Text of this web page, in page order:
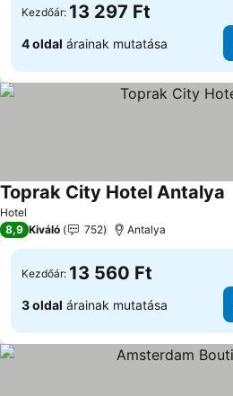
Kezdőár: 13 297 Ft
4 oldal árainak mutatása
Hotel
Toprak City Hotel Antalya
8,9 Kiváló 752 Antalya
Kezdőár: 13 560 Ft
3 oldal árainak mutatása